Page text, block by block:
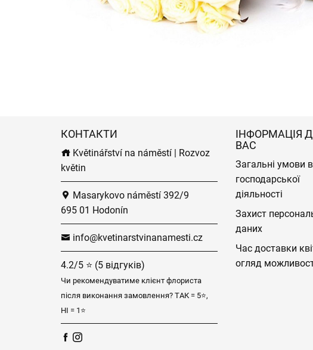
КОНТАКТИ
Květinářství na náměstí | Rozvoz
květin
Masarykovo náměstí 392/9
695 01 Hodonín
info@kvetinarstvinanamesti.cz
4.2/5 ⭐ (5 відгуків)
Чи рекомендуватиме клієнт флориста
після виконання замовлення? ТАК = 5⭐,
НІ = 1⭐
ІНФОРМАЦІЯ
ВАС
Загальні умови
господарської
діяльності
Захист
даних
Час доставки
огляд